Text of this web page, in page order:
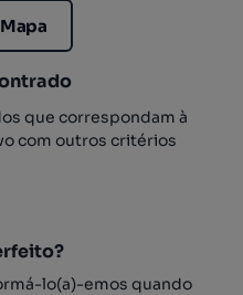
que correspondam à
com outros critérios
lo(a)-emos quando